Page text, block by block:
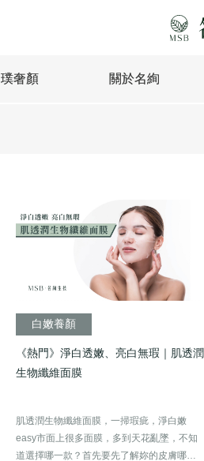
璞奢顏 關於名絢
白嫩養顏
《熱門》淨白透嫩、亮白無瑕｜肌透潤
生物纖維面膜
肌透潤生物纖維面膜，一掃瑕疵，淨白嫩
easy市面上很多面膜，多到天花亂墜，不知
道選擇哪一款？首先要先了解妳的皮膚哪裡